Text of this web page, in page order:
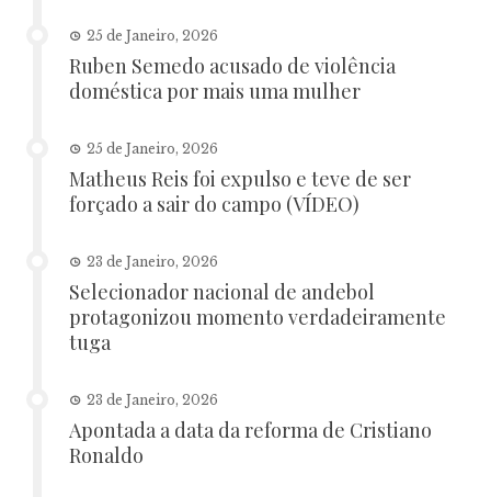
25 de Janeiro, 2026
Ruben Semedo acusado de violência
doméstica por mais uma mulher
25 de Janeiro, 2026
Matheus Reis foi expulso e teve de ser
forçado a sair do campo (VÍDEO)
23 de Janeiro, 2026
Selecionador nacional de andebol
protagonizou momento verdadeiramente
tuga
23 de Janeiro, 2026
Apontada a data da reforma de Cristiano
Ronaldo